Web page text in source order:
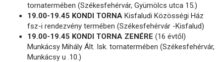
tornatermében (Székesfehérvár, Gyümölcs utca 15.)
19.00-19.45 KONDI TORNA Kisfaludi Közösségi Ház
fsz-i rendezvény termében (Székesfehérvár -Kisfalud)
19.00-19.45 KONDI TORNA ZENÉRE (16 évtől)
Munkácsy Mihály Ált. Isk. tornatermében (Székesfehérvár,
Munkácsy u .10.)